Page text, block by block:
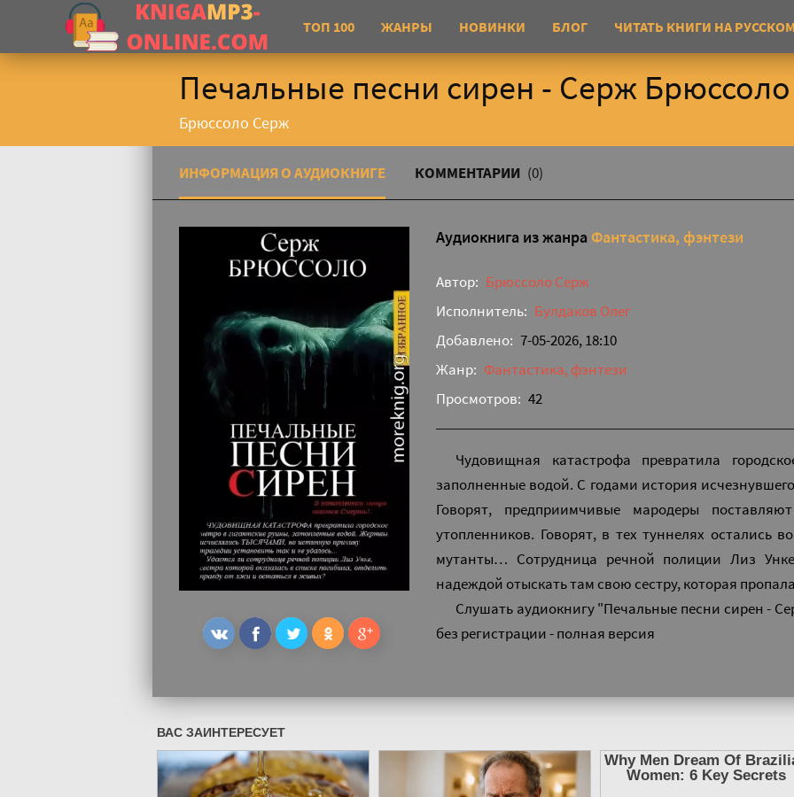
ТОП 100 ЖАНРЫ НОВИНКИ БЛОГ ЧИТАТЬ КНИГИ НА
Печальные песни сирен - Серж Брюссоло
Брюссоло Серж
ИНФОРМАЦИЯ О АУДИОКНИГЕ КОММЕНТАРИИ (0)
Аудиокнига из жанра Фантастика, фэнтези
Автор: Брюссоло Серж
Исполнитель: Булдаков Олег
Добавлено: 7-05-2026, 18:10
Жанр: Фантастика, фэнтези
Просмотров: 42
Чудовищная катастрофа превратила
заполненные водой. С годами история
Говорят, предприимчивые мародеры
утопленников. Говорят, в тех туннелях остались
мутанты… Сотрудница речной полиции Лиз
надеждой отыскать там свою сестру, которая
Слушать аудиокнигу "Печальные песни сирен -
без регистрации - полная версия